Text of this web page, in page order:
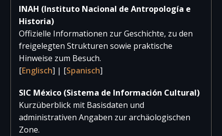
2021
2020
29.116 11.864
2019
132.510
2017
99.137
INAH (Instituto Nacional de Antropología e
Historia)
Offizielle Informationen zur Geschichte, zu den
freigelegten Strukturen sowie praktische
Hinweise zum Besuch.
[Englisch] | [Spanisch]
SIC México (Sistema de Información Cultural)
Kurzüberblick mit Basisdaten und
administrativen Angaben zur archäologischen
Zone.